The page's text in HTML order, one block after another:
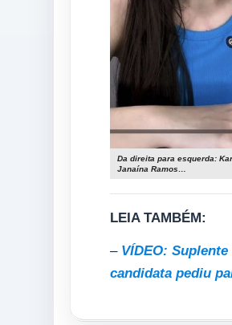
Da direita para esquerda:
Janaína Ramos…
LEIA TAMBÉM:
– VÍDEO:
candidata pediu